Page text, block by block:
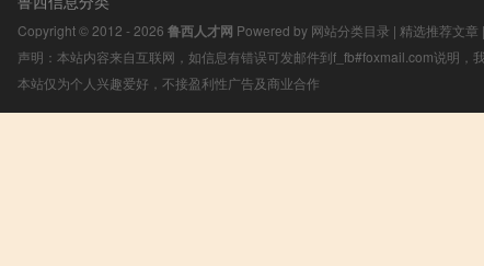
Copyright © 2012 - 2026 鲁西人才网 Powered by 网站分类目录 | 精选推荐文章 |
声明：本站内容来自互联网，如信息有错误可发邮件到f_fb#foxmail.com说明，
本站仅为个人兴趣爱好，不接盈利性广告及商业合作